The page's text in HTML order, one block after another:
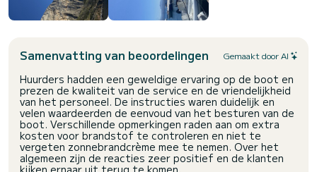
Samenvatting van beoordelingen Gemaakt door AI
Huurders hadden een geweldige ervaring op de boot en
prezen de kwaliteit van de service en de vriendelijkheid
van het personeel. De instructies waren duidelijk en
velen waardeerden de eenvoud van het besturen van de
boot. Verschillende opmerkingen raden aan om extra
kosten voor brandstof te controleren en niet te
vergeten zonnebrandcrème mee te nemen. Over het
algemeen zijn de reacties zeer positief en de klanten